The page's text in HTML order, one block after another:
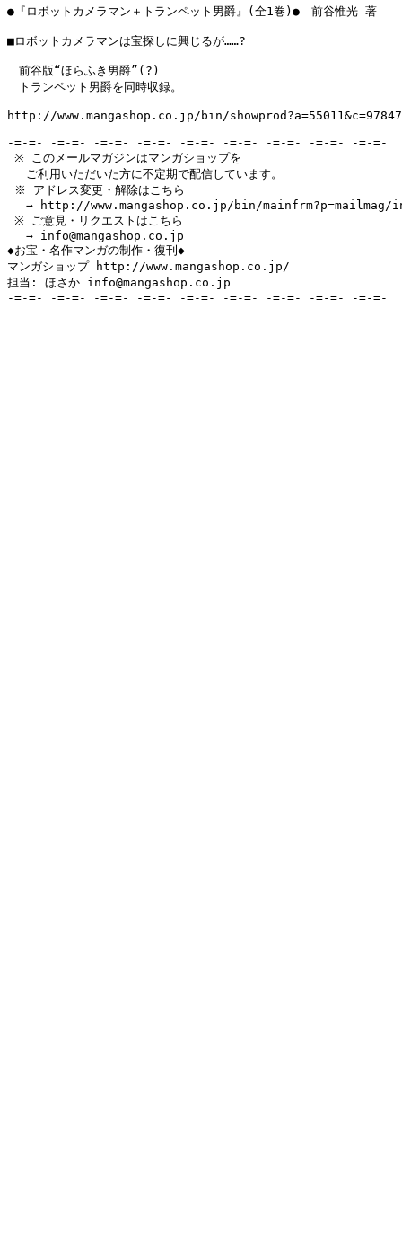
●『ロボットカメラマン＋トランペット男爵』(全1巻)●　前谷惟光 著
■ロボットカメラマンは宝探しに興じるが……?
前谷版“ほらふき男爵”(?)
トランペット男爵を同時収録。
http://www.mangashop.co.jp/bin/
-=-=- -=-=- -=-=- -=-=- -=-=- -=-=- -=-=- -=-=- -=-=-
※ このメールマガジンはマンガショップを
ご利用いただいた方に不定期で配信しています。
※ アドレス変更・解除はこちら
→ http://www.mangashop.co.jp/bin/mainfrm?p=mailmag/
※ ご意見・リクエストはこちら
→ info@mangashop.co.jp
◆お宝・名作マンガの制作・復刊◆
マンガショップ http://www.mangashop.co.jp/
担当: ほさか info@mangashop.co.jp
-=-=- -=-=- -=-=- -=-=- -=-=- -=-=- -=-=- -=-=- -=-=-